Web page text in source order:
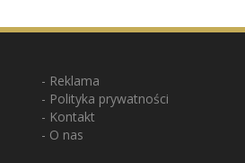
Reklama
Polityka prywatności
Kontakt
O nas